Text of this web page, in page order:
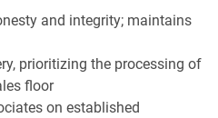
and integrity; maintains
prioritizing the processing of
floor
on established